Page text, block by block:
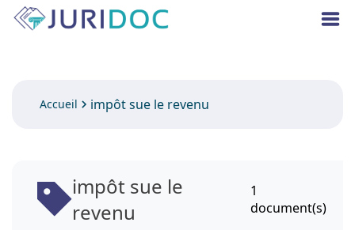
Accueil impôt sue le revenu
impôt sue le
revenu
1
document(s)